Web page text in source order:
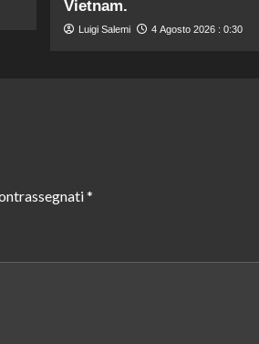
Vietnam.
Luigi Salemi 4 Agosto 2026 : 0:30
*